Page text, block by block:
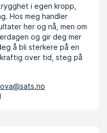
i egen kropp,
Hos meg handler
her og nå, men om
og gir deg mer
å bli sterkere på en
over tid, steg på